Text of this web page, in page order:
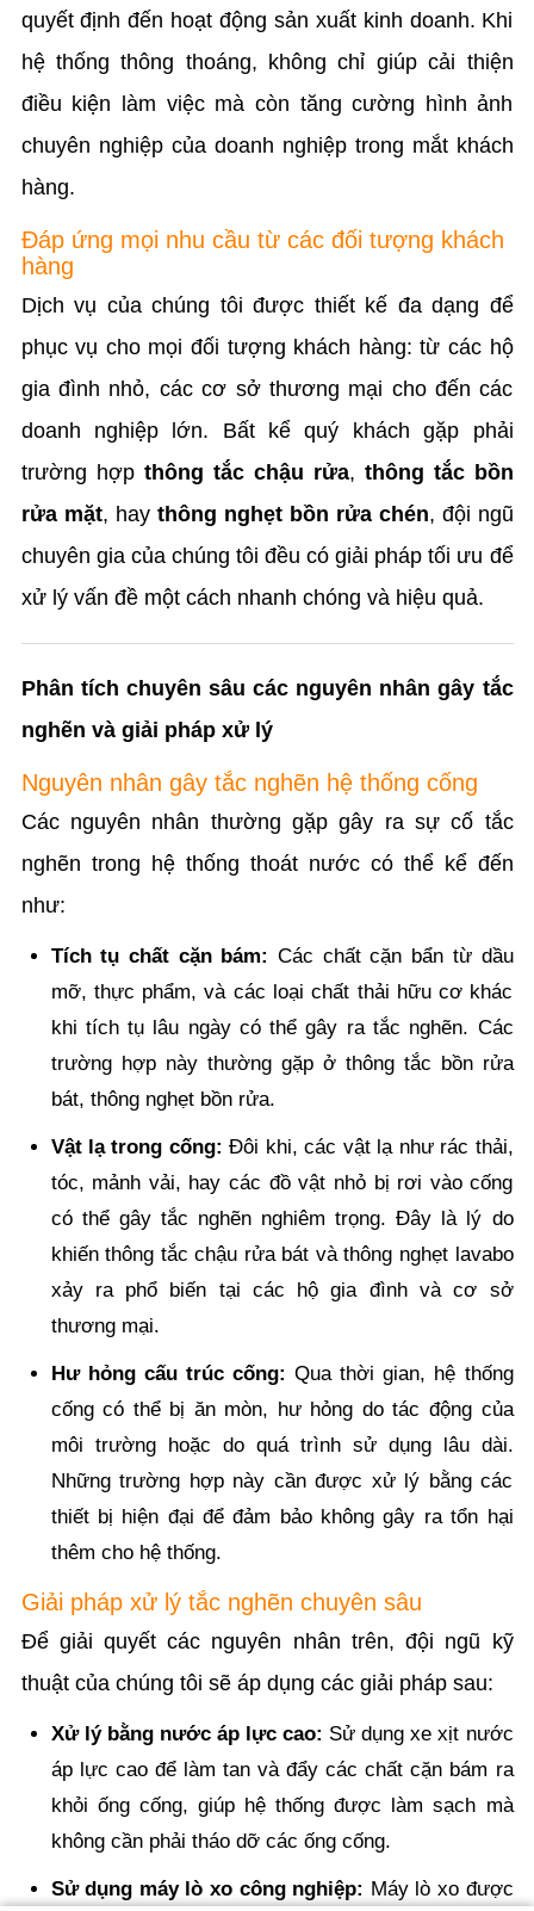
quyết định đến hoạt động sản xuất kinh doanh. Khi
hệ thống thông thoáng, không chỉ giúp cải thiện
điều kiện làm việc mà còn tăng cường hình ảnh
chuyên nghiệp của doanh nghiệp trong mắt khách
hàng.
Đáp ứng mọi nhu cầu từ các đối tượng khách
hàng
Dịch vụ của chúng tôi được thiết kế đa dạng để
phục vụ cho mọi đối tượng khách hàng: từ các hộ
gia đình nhỏ, các cơ sở thương mại cho đến các
doanh nghiệp lớn. Bất kể quý khách gặp phải
trường hợp thông tắc chậu rửa, thông tắc bồn
rửa mặt, hay thông nghẹt bồn rửa chén, đội ngũ
chuyên gia của chúng tôi đều có giải pháp tối ưu để
xử lý vấn đề một cách nhanh chóng và hiệu quả.
Phân tích chuyên sâu các nguyên nhân gây tắc
nghẽn và giải pháp xử lý
Nguyên nhân gây tắc nghẽn hệ thống cống
Các nguyên nhân thường gặp gây ra sự cố tắc
nghẽn trong hệ thống thoát nước có thể kể đến
như:
Tích tụ chất cặn bám: Các chất cặn bẩn từ dầu
mỡ, thực phẩm, và các loại chất thải hữu cơ khác
khi tích tụ lâu ngày có thể gây ra tắc nghẽn. Các
trường hợp này thường gặp ở thông tắc bồn rửa
bát, thông nghẹt bồn rửa.
Vật lạ trong cống: Đôi khi, các vật lạ như rác thải,
tóc, mảnh vải, hay các đồ vật nhỏ bị rơi vào cống
có thể gây tắc nghẽn nghiêm trọng. Đây là lý do
khiến thông tắc chậu rửa bát và thông nghẹt lavabo
xảy ra phổ biến tại các hộ gia đình và cơ sở
thương mại.
Hư hỏng cấu trúc cống: Qua thời gian, hệ thống
cống có thể bị ăn mòn, hư hỏng do tác động của
môi trường hoặc do quá trình sử dụng lâu dài.
Những trường hợp này cần được xử lý bằng các
thiết bị hiện đại để đảm bảo không gây ra tổn hại
thêm cho hệ thống.
Giải pháp xử lý tắc nghẽn chuyên sâu
Để giải quyết các nguyên nhân trên, đội ngũ kỹ
thuật của chúng tôi sẽ áp dụng các giải pháp sau:
Xử lý bằng nước áp lực cao: Sử dụng xe xịt nước
áp lực cao để làm tan và đẩy các chất cặn bám ra
khỏi ống cống, giúp hệ thống được làm sạch mà
không cần phải tháo dỡ các ống cống.
Sử dụng máy lò xo công nghiệp: Máy lò xo được